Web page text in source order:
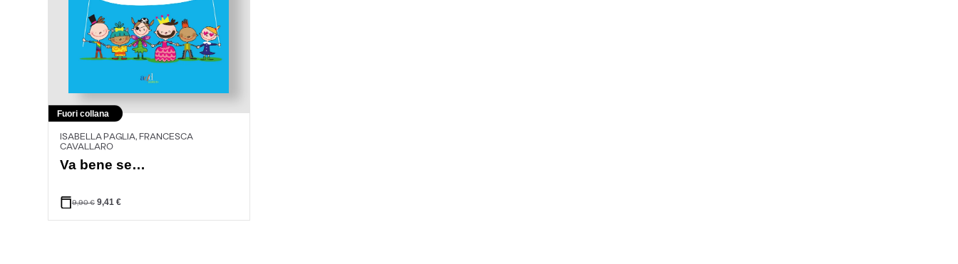
Fuori collana
ISABELLA PAGLIA, FRANCESCA
CAVALLARO
Va bene se…
9,90€ 9,41 €